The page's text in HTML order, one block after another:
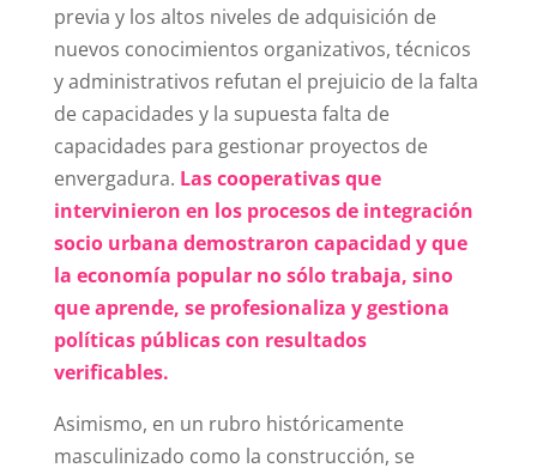
previa y los altos niveles de adquisición de
nuevos conocimientos organizativos, técnicos
y administrativos refutan el prejuicio de la falta
de capacidades y la supuesta falta de
capacidades para gestionar proyectos de
envergadura. Las cooperativas que
intervinieron en los procesos de integración
socio urbana demostraron capacidad y que
la economía popular no sólo trabaja, sino
que aprende, se profesionaliza y gestiona
políticas públicas con resultados
verificables.
Asimismo, en un rubro históricamente
masculinizado como la construcción, se